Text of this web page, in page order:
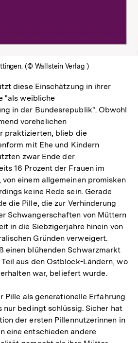
(© Wallstein Verlag )
diese Einschätzung in ihrer
"als weibliche
in der Bundesrepublik". Obwohl
vorehelichen
praktizierten, blieb die
mit Ehe und Kindern
zwar Ende der
16 Prozent der Frauen im
einem allgemeinen promisken
keine Rede sein. Gerade
die Pille, die zur Verhinderung
Schwangerschaften von Müttern
in die Siebzigerjahre hinein von
Gründen verweigert.
einen blühenden Schwarzmarkt
aus den Ostblock-Ländern, wo
war, beliefert wurde.
Pille als generationelle Erfahrung
nur bedingt schlüssig. Sicher hat
der ersten Pillennutzerinnen in
eine entschieden andere